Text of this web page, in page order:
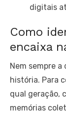
digitais
Como
encaixa
Nem sempre
história. Para
qual geração,
memórias